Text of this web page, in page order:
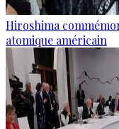
Hiroshima
atomique américain